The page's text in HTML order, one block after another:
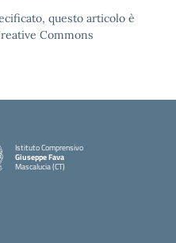
questo articolo è
Commons
Istituto Comprensivo
Giuseppe Fava
Mascalucia (CT)